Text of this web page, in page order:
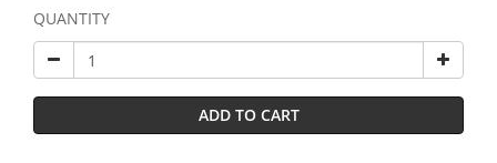
QUANTITY
ADD TO CART